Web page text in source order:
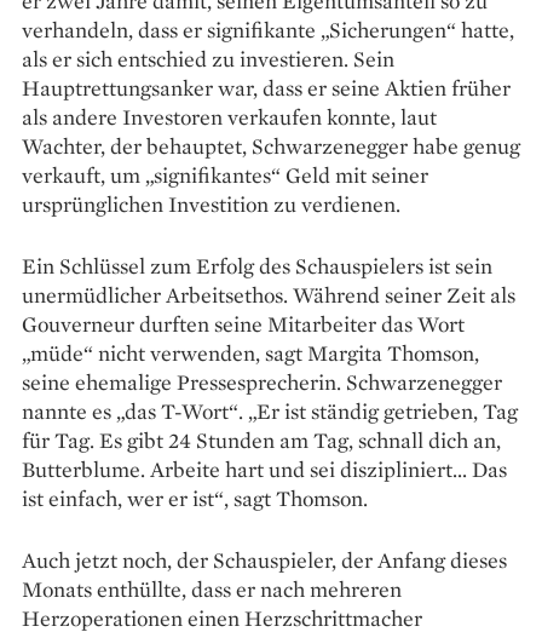
verhandeln, dass er signifikante „Sicherungen“ hatte,
als er sich entschied zu investieren. Sein
Hauptrettungsanker war, dass er seine Aktien früher
als andere Investoren verkaufen konnte, laut
Wachter, der behauptet, Schwarzenegger habe genug
verkauft, um „signifikantes“ Geld mit seiner
ursprünglichen Investition zu verdienen.
Ein Schlüssel zum Erfolg des Schauspielers ist sein
unermüdlicher Arbeitsethos. Während seiner Zeit als
Gouverneur durften seine Mitarbeiter das Wort
„müde“ nicht verwenden, sagt Margita Thomson,
seine ehemalige Pressesprecherin. Schwarzenegger
nannte es „das T-Wort“. „Er ist ständig getrieben, Tag
für Tag. Es gibt 24 Stunden am Tag, schnall dich an,
Butterblume. Arbeite hart und sei diszipliniert... Das
ist einfach, wer er ist“, sagt Thomson.
Auch jetzt noch, der Schauspieler, der Anfang dieses
Monats enthüllte, dass er nach mehreren
Herzoperationen einen Herzschrittmacher